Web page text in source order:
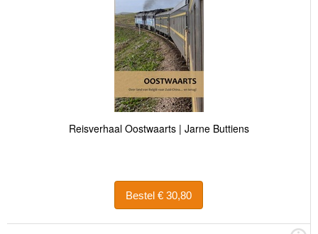
Reisverhaal Oostwaarts | Jarne Buttiens
Bestel € 30,80